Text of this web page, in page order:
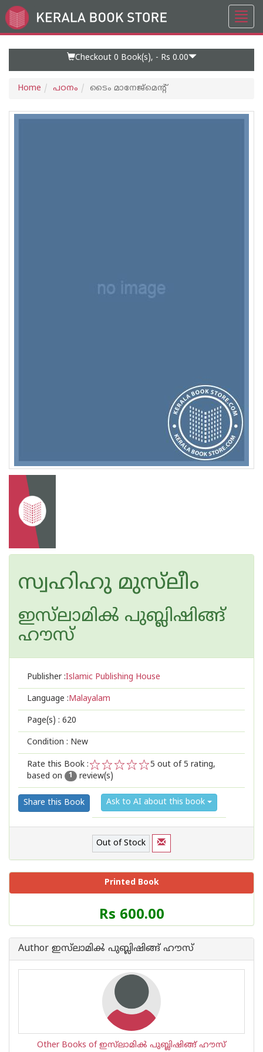
Go
to
Checkout 0 Book(s), - Rs 0.00
Home പഠനം ടൈം മാനേജ്മെന്റ്
സ്വഹിഹു മുസ്‌ലീം
ഇസ്‌ലാമിൿ പുബ്ലിഷിങ്ങ്
ഹൗസ്
Publisher :Islamic Publishing House
Language :Malayalam
Page(s) : 620
Condition : New
Rate this Book :
2
1
5 out of 5 rating,
based on
1 review(s)
Share this Book Ask to AI about this book
Out of Stock
Printed Book
Price
of
Book
Rs 600.00
Author ഇസ്‌ലാമിൿ പുബ്ലിഷിങ്ങ് ഹൗസ്
Other Books of ഇസ്‌ലാമിൿ പുബ്ലിഷിങ്ങ് ഹൗസ്